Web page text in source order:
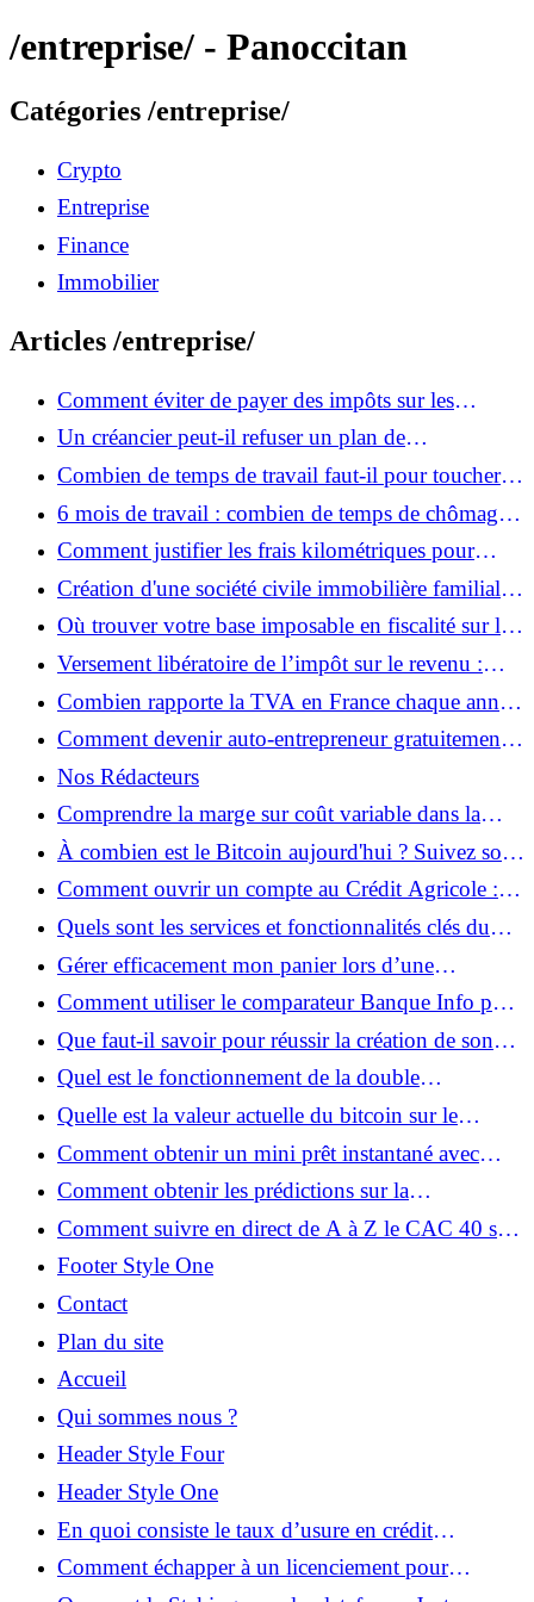
/entreprise/ - Panoccitan
Catégories /entreprise/
Crypto
Entreprise
Finance
Immobilier
Articles /entreprise/
Comment éviter de payer des impôts sur les
dividendes : les stratégies légales
Un créancier peut-il refuser un plan de
surendettement ? Vos recours expliqués
Combien de temps de travail faut-il pour toucher le
chômage en France ?
6 mois de travail : combien de temps de chômage
pouvez-vous toucher ?
Comment justifier les frais kilométriques pour
réduire ses impôts en 2025 : astuces et règles pour
un calcul en règles
Création d'une société civile immobilière familiale :
guide pour gérer votre patrimoine
Où trouver votre base imposable en fiscalité sur les
impôts ?
Versement libératoire de l’impôt sur le revenu :
avantages et inconvénients en 2025
Combien rapporte la TVA en France chaque année
: les chiffres impressionnants
Comment devenir auto-entrepreneur gratuitement
en ligne en 2025 ?
Nos Rédacteurs
Comprendre la marge sur coût variable dans la
gestion financière : que faut-il savoir ?
À combien est le Bitcoin aujourd'hui ? Suivez son
évolution en temps réel
Comment ouvrir un compte au Crédit Agricole :
guide étape par étape
Quels sont les services et fonctionnalités clés du
Centre financier de La Banque Postale ?
Gérer efficacement mon panier lors d’une
commande en ligne sur Amazon : comment faire ?
Comment utiliser le comparateur Banque Info pour
choisir une banque ?
Que faut-il savoir pour réussir la création de son
propre NFT ?
Quel est le fonctionnement de la double
authentification 2FA de LocalBitcoins ?
Quelle est la valeur actuelle du bitcoin sur le
marché ?
Comment obtenir un mini prêt instantané avec
virement immédiat et sans justificatif ?
Comment obtenir les prédictions sur la
cryptomonnaie Shiba Inu ?
Comment suivre en direct de A à Z le CAC 40 sur
le marché boursier ?
Footer Style One
Contact
Plan du site
Accueil
Qui sommes nous ?
Header Style Four
Header Style One
En quoi consiste le taux d’usure en crédit
immobilier ?
Comment échapper à un licenciement pour
inaptitude après 50 ans ?